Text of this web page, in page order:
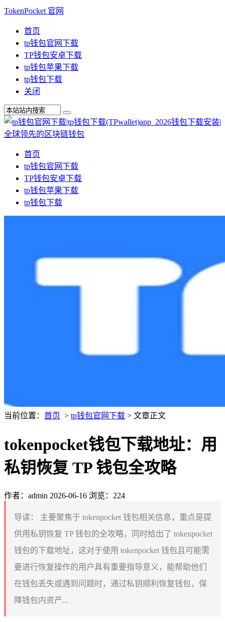
TokenPocket 官网
首页
tp钱包官网下载
TP钱包安卓下载
tp钱包苹果下载
tp钱包下载
关闭
首页
tp钱包官网下载
TP钱包安卓下载
tp钱包苹果下载
tp钱包下载
当前位置： 首页 > tp钱包官网下载 > 文章正文
tokenpocket钱包下载地址：用
私钥恢复 TP 钱包全攻略
作者：admin 2026-06-16 浏览：224
导读：
主要聚焦于 tokenpocket 钱包相关信息，重点是提
供用私钥恢复 TP 钱包的全攻略，同时给出了 tokenpocket
钱包的下载地址，这对于使用 tokenpocket 钱包且可能需
要进行恢复操作的用户具有重要指导意义，能帮助他们
在钱包丢失或遇到问题时，通过私钥顺利恢复钱包，保
障钱包内资产...